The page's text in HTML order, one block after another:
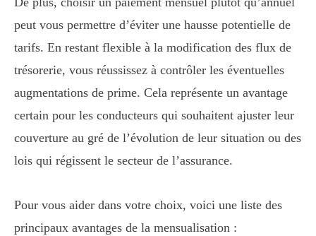
peut vous permettre d’éviter une hausse potentielle de
tarifs. En restant flexible à la modification des flux de
trésorerie, vous réussissez à contrôler les éventuelles
augmentations de prime. Cela représente un avantage
certain pour les conducteurs qui souhaitent ajuster leur
couverture au gré de l’évolution de leur situation ou des
lois qui régissent le secteur de l’assurance.
Pour vous aider dans votre choix, voici une liste des
principaux avantages de la mensualisation :